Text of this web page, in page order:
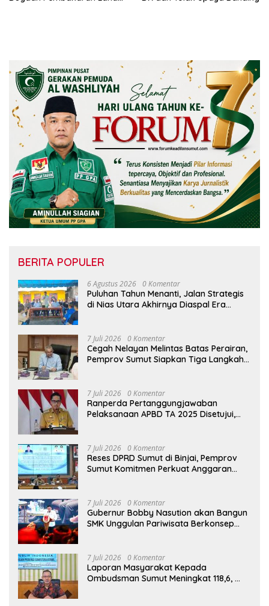
BERITA POPULER
6 Agustus 2026 0 Komentar
Puluhan Tahun Menanti, Jalan Strategis
di Nias Utara Akhirnya Diaspal Era
7 Juli 2026 0 Komentar
Cegah Nelayan Melintas Batas Perairan,
Pemprov Sumut Siapkan Tiga Langkah
7 Juli 2026 0 Komentar
Ranperda Pertanggungjawaban
Pelaksanaan APBD TA 2025 Disetujui,
7 Juli 2026 0 Komentar
Reses DPRD Sumut di Binjai, Pemprov
Sumut Komitmen Perkuat Anggaran
7 Juli 2026 0 Komentar
Gubernur Bobby Nasution akan Bangun
SMK Unggulan Pariwisata Berkonsep
7 Juli 2026 0 Komentar
Laporan Masyarakat Kepada
Ombudsman Sumut Meningkat 118,6,